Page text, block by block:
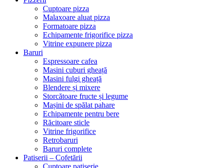
Cuptoare pizza
Malaxoare aluat pizza
Formatoare pizza
Echipamente frigorifice pizza
Vitrine expunere pizza
Baruri
Espressoare cafea
Masini cuburi gheață
Masini fulgi gheață
Blendere și mixere
Storcătoare fructe și legume
Mașini de spălat pahare
Echipamente pentru bere
Răcitoare sticle
Vitrine frigorifice
Retrobaruri
Baruri complete
Patiserii – Cofetării
Cuptoare patiserie